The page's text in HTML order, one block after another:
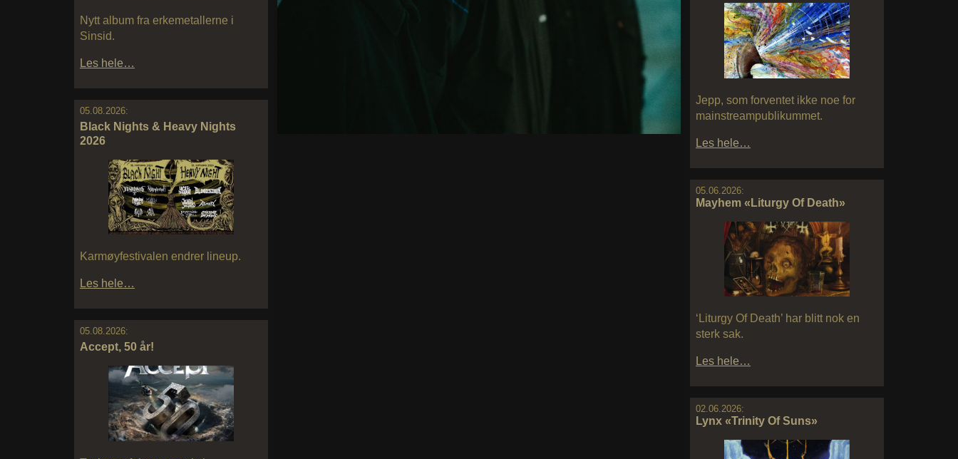
Nytt album fra erkemetallerne i
Sinsid.
Les hele…
05.08.2026:
Black Nights & Heavy Nights
2026
Karmøyfestivalen endrer lineup.
Les hele…
05.08.2026:
Accept, 50 år!
Jepp, som forventet ikke noe for
mainstreampublikummet.
Les hele…
05.06.2026:
Mayhem «Liturgy Of Death»
‘Liturgy Of Death’ har blitt nok en
sterk sak.
Les hele…
02.06.2026:
Lynx «Trinity Of Suns»